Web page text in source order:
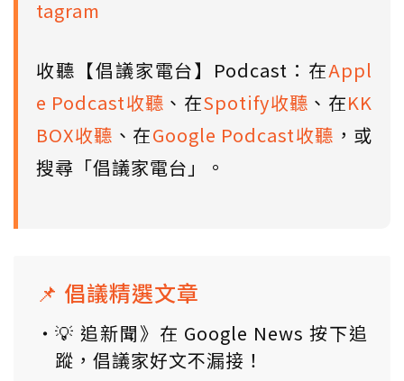
tagram
收聽【倡議家電台】Podcast：在Appl
e Podcast收聽 、在Spotify收聽 、在KK
BOX收聽 、在Google Podcast收聽 ，或
搜尋「倡議家電台」。
📌 倡議精選文章
💡 追新聞》在 Google News 按下追
蹤，倡議家好文不漏接！